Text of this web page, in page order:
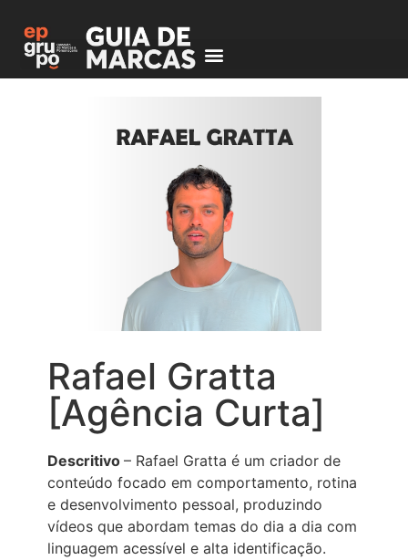
Rafael Gratta
[Agência Curta]
Descritivo– Rafael Gratta é um criador de
conteúdo focado em comportamento, rotina
e desenvolvimento pessoal, produzindo
vídeos que abordam temas do dia a dia com
linguagem acessível e alta identificação.